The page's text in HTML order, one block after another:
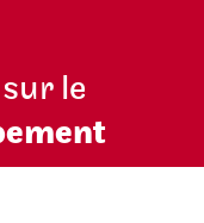
sur le